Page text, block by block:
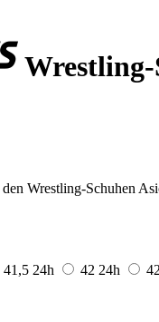
Wrestling-
Wrestling-Schuhen
41,5 24h 42 24h